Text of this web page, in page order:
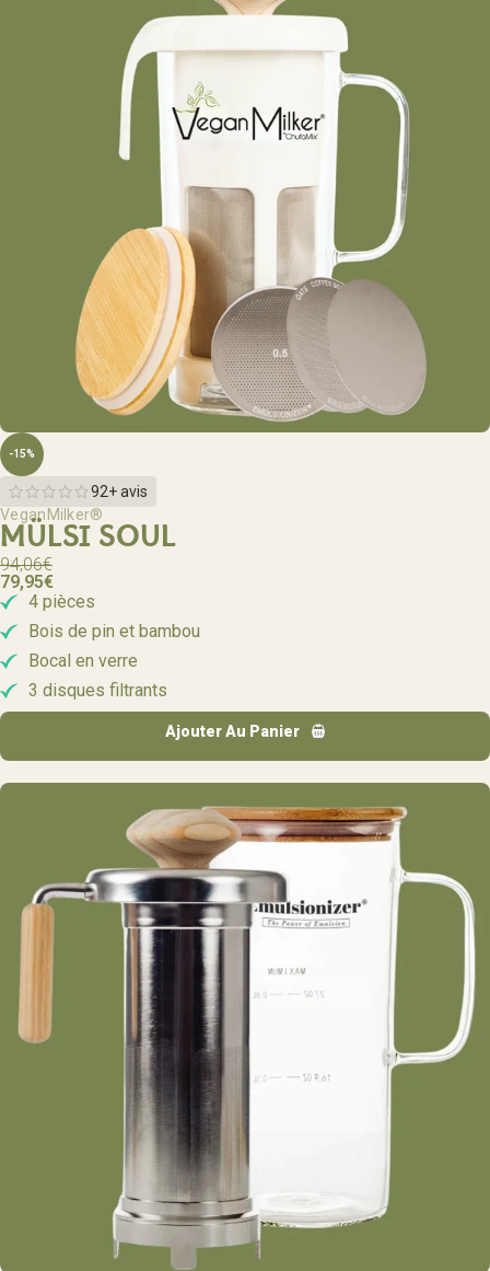
-15%
92+ avis
VeganMilker®
MÜLSI SOUL
94,06€
79,95€
4 pièces
Bois de pin et bambou
Bocal en verre
3 disques filtrants
Ajouter Au Panier